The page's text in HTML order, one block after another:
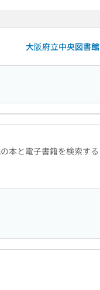
大阪府立中央図書
本と電子書籍を検索す